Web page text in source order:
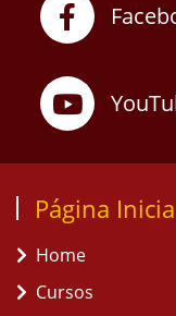
Página
Home
Cursos